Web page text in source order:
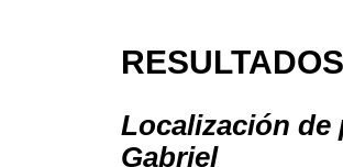
RESULTADOS
Localización de
Gabriel